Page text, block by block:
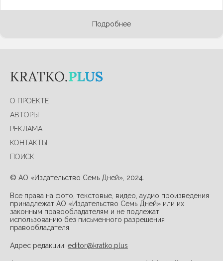
Подробнее
О ПРОЕКТЕ
АВТОРЫ
РЕКЛАМА
КОНТАКТЫ
ПОИСК
© АО «Издательство Семь Дней», 2024.
Все права на фото, текстовые, видео, аудио произведения
принадлежат АО «Издательство Семь Дней» или их
законным правообладателям и не подлежат
использованию без письменного разрешения
правообладателя.
Адрес редакции: editor@kratko.plus